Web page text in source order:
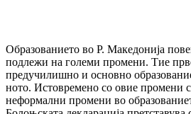
Образованието во Р. Македонија
подлежи на големи промени. Тие
пред­учи­лиш­но и основно
ното. Истовремено со овие промени
неформални промени во